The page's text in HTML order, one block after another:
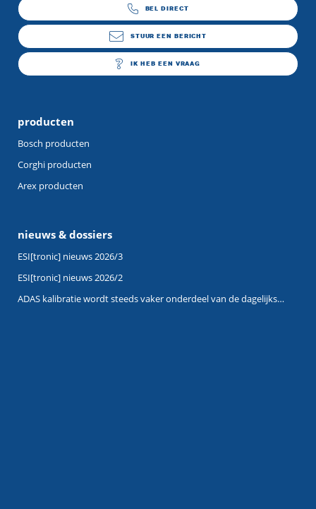
BEL DIRECT
STUUR EEN BERICHT
IK HEB EEN VRAAG
producten
Bosch producten
Corghi producten
Arex producten
nieuws & dossiers
ESI[tronic] nieuws 2026/3
ESI[tronic] nieuws 2026/2
ADAS kalibratie wordt steeds vaker onderdeel van de dagelijkse werkplaatsactiviteiten.